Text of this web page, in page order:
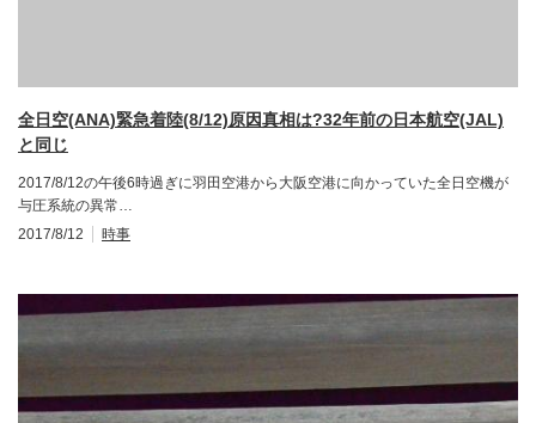
全日空(ANA)緊急着陸(8/12)原因真相は?32年前の日本航空(JAL)
と同じ
2017/8/12の午後6時過ぎに羽田空港から大阪空港に向かっていた全日空機が
与圧系統の異常…
2017/8/12
時事